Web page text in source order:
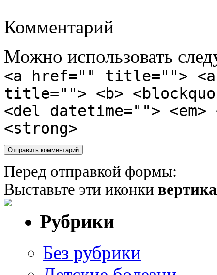
Комментарий
Можно использовать
<a href="" title="">
title=""> <b>
<del datetime="">
<strong>
Перед отправкой формы:
Выставьте эти иконки
Рубрики
Без рубрики